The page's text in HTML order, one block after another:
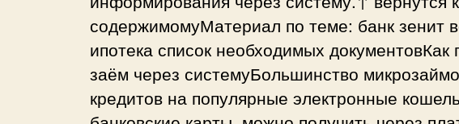
содержимомуМатериал по теме: банк зенит
ипотека список необходимых документовКак
заём через системуБольшинство
кредитов на популярные электронные